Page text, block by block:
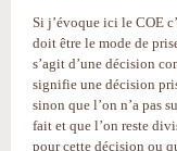
Si j’évoque ici le COE
doit être le mode de
s’agit d’une décision
signifie une décision
sinon que l’on n’a pas
fait et que l’on reste
pour cette décision ou